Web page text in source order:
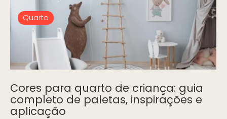
Quarto
Cores para quarto de criança: guia
completo de paletas, inspirações e
aplicação